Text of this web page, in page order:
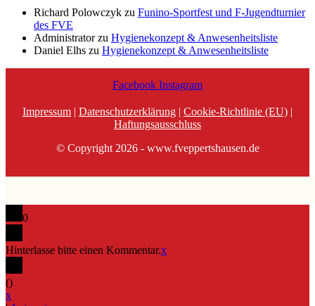
Richard Polowczyk zu Funino-Sportfest und F-Jugendturnier
des FVE
Administratorzu Hygienekonzept & Anwesenheitsliste
Daniel Elhs zu Hygienekonzept & Anwesenheitsliste
Facebook Instagram
Impressum | Datenschutzerklärung | Cookie-Richtlinie (EU) |
Haftungsausschluss
© Copyright 2026 - www.fveppertshausen.de
0
Hinterlasse bitte einen Kommentar.x
()
x